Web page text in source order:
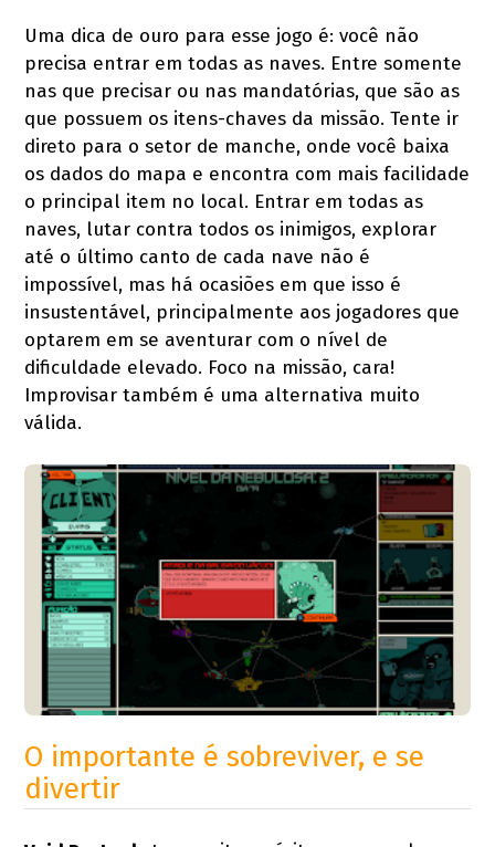
Uma dica de ouro para esse jogo é: você não
precisa entrar em todas as naves. Entre somente
nas que precisar ou nas mandatórias, que são as
que possuem os itens-chaves da missão. Tente ir
direto para o setor de manche, onde você baixa
os dados do mapa e encontra com mais facilidade
o principal item no local. Entrar em todas as
naves, lutar contra todos os inimigos, explorar
até o último canto de cada nave não é
impossível, mas há ocasiões em que isso é
insustentável, principalmente aos jogadores que
optarem em se aventurar com o nível de
dificuldade elevado. Foco na missão, cara!
Improvisar também é uma alternativa muito
válida.
O importante é sobreviver, e se
divertir